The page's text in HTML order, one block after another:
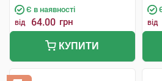
Є в наявності
від 64.00 грн
КУПИТИ
від